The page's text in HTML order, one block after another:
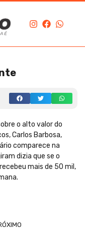
o alto valor do
Carlos Barbosa,
comparece na
dizia que se o
mais de 50 mil,